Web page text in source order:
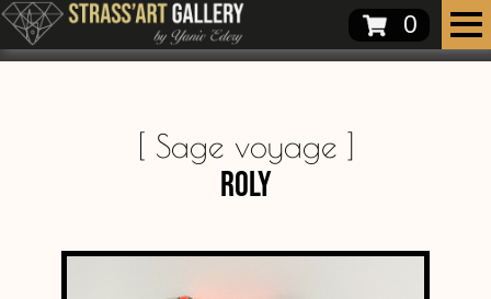
0
[Sage voyage ]
Roly